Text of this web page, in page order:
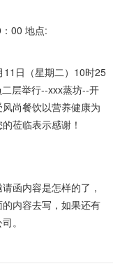
00 地点:
日（星期二）10时25
层举行--xxx蒸坊--开
尚餐饮以营养健康为
莅临表示感谢！
函内容是怎样的了，
内容去写，如果还有
。